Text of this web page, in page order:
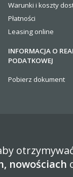
Warunki i koszty
Płatności
Leasing online
INFORMACJA O
PODATKOWEJ
Pobierz dokument
nowościach